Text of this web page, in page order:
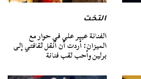
التخت
الفنانة عبير علي في حوار مع
الميزان: أردت أن أنقل ثقافتي إلى
برلين وأحب لقب فنانة